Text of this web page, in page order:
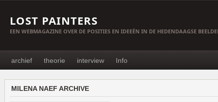
LOST PAINTERS
EEN WEBMAGAZINE OVER DE POSITIES EN IDEEËN IN DE HEDENDAAGSE
archief theorie interview Info
MILENA NAEF ARCHIVE